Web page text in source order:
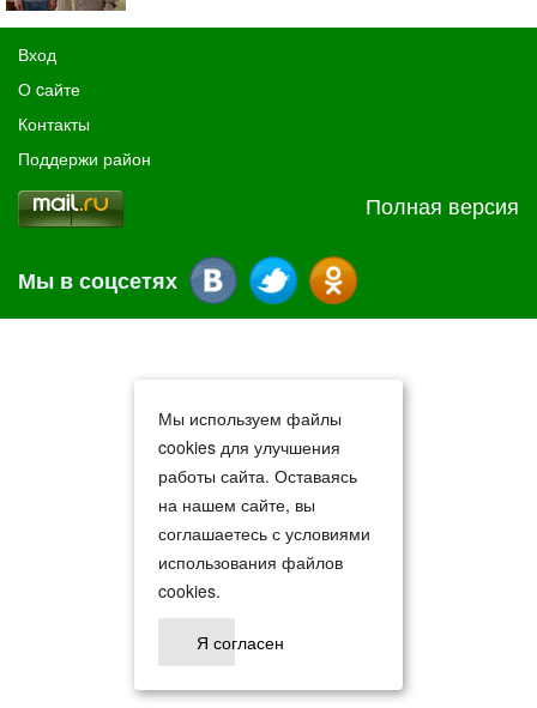
Вход
О cайте
Контакты
Поддержи район
Полная версия
Мы в соцсетях
Мы используем файлы
cookies для улучшения
работы сайта. Оставаясь
на нашем сайте, вы
соглашаетесь с условиями
использования файлов
cookies.
Я согласен